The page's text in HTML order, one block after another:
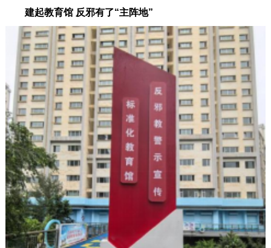
建起教育馆 反邪有了“主阵地”